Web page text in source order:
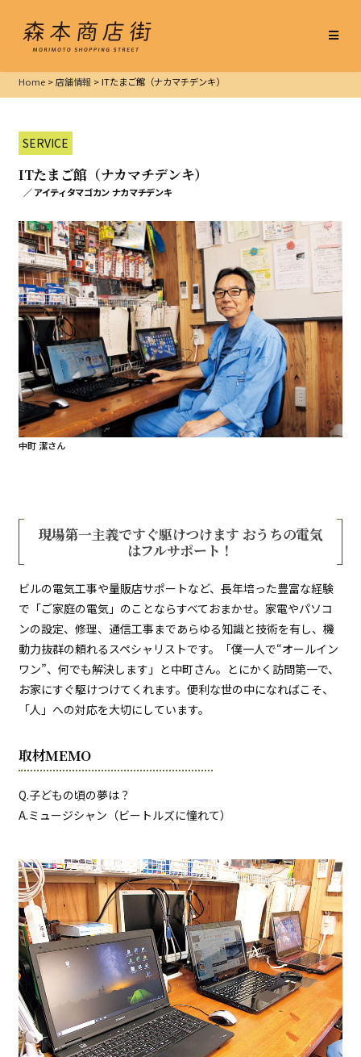
Home>店舗情報 >ITたまご館（ナカマチデンキ）
SERVICE
ITたまご館（ナカマチデンキ）
／ アイティタマゴカン ナカマチデンキ
中町 潔さん
現場第一主義ですぐ駆けつけます おうちの電気
はフルサポート！
ビルの電気工事や量販店サポートなど、長年培った豊富な経験
で「ご家庭の電気」のことならすべておまかせ。家電やパソコ
ンの設定、修理、通信工事まであらゆる知識と技術を有し、機
動力抜群の頼れるスペシャリストです。「僕一人で“オールイン
ワン”、何でも解決します」と中町さん。とにかく訪問第一で、
お家にすぐ駆けつけてくれます。便利な世の中になればこそ、
「人」への対応を大切にしています。
取材MEMO
Q.子どもの頃の夢は？
A.ミュージシャン（ビートルズに憧れて）